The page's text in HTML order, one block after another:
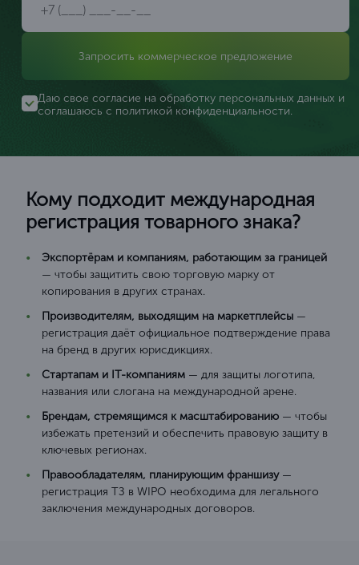
Запросить коммерческое предложение
Даю свое согласие на обработку персональных данных и
соглашаюсь с политикой конфиденциальности.
Кому подходит международная
регистрация товарного знака?
Экспортёрам и компаниям, работающим за границей
— чтобы защитить свою торговую марку от
копирования в других странах.
Производителям, выходящим на маркетплейсы —
регистрация даёт официальное подтверждение права
на бренд в других юрисдикциях.
Стартапам и IT-компаниям — для защиты логотипа,
названия или слогана на международной арене.
Брендам, стремящимся к масштабированию — чтобы
избежать претензий и обеспечить правовую защиту в
ключевых регионах.
Правообладателям, планирующим франшизу—
регистрация ТЗ в WIPO необходима для легального
заключения международных договоров.